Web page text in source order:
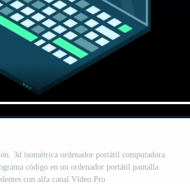
3d isométrica ordenador portátil computadora.
código en un ordenador portátil pantalla.
con alfa canal Vídeo Pro